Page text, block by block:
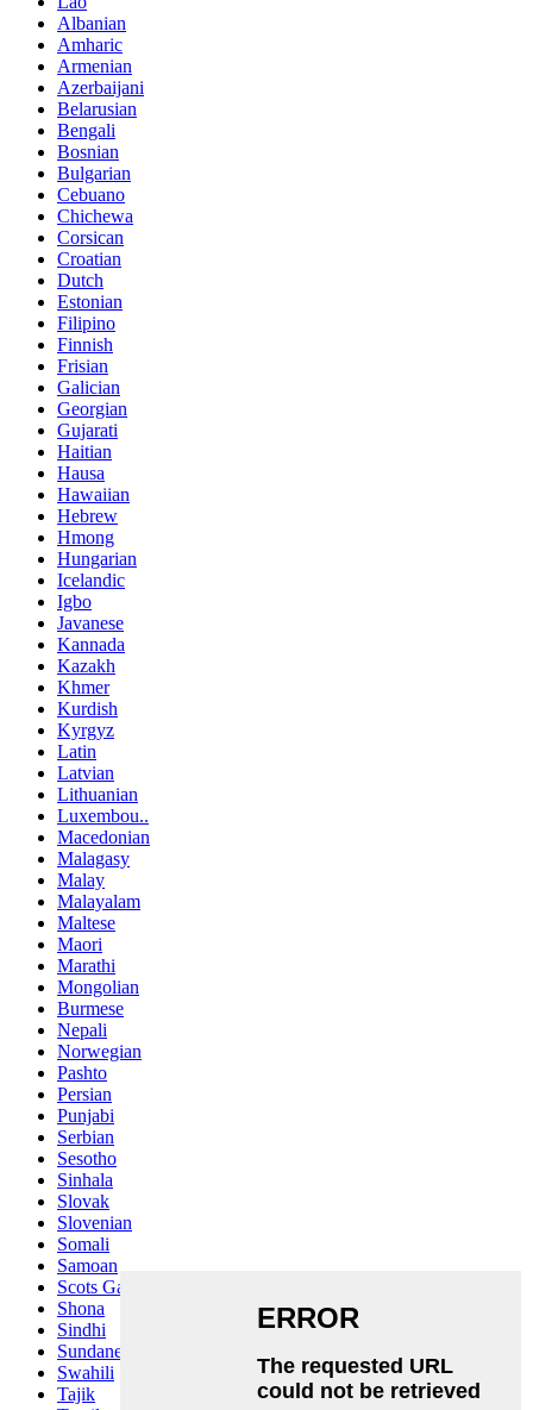
Albanian
Amharic
Armenian
Azerbaijani
Belarusian
Bengali
Bosnian
Bulgarian
Cebuano
Chichewa
Corsican
Croatian
Dutch
Estonian
Filipino
Finnish
Frisian
Galician
Georgian
Gujarati
Haitian
Hausa
Hawaiian
Hebrew
Hmong
Hungarian
Icelandic
Igbo
Javanese
Kannada
Kazakh
Khmer
Kurdish
Kyrgyz
Latin
Latvian
Lithuanian
Luxembou..
Macedonian
Malagasy
Malay
Malayalam
Maltese
Maori
Marathi
Mongolian
Burmese
Nepali
Norwegian
Pashto
Persian
Punjabi
Serbian
Sesotho
Sinhala
Slovak
Slovenian
Somali
Samoan
Scots Gaelic
Shona
Sindhi
Sundanese
Swahili
Tajik